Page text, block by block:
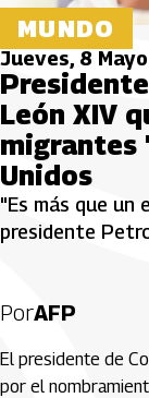
MUNDO
Jueves, 8
León XIV
migrantes
Unidos
"Es más que un
presidente
PorAFP
El presidente de
por el